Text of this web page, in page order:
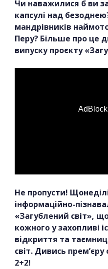
Чи наважилися б ви
капсулі над
мандрівників
Перу? Більше про це
випуску проєкту
Не пропусти!
інформаційно-
«Загублений світ»,
кожного у захопливі
відкриття та
світ. Дивись
2+2!